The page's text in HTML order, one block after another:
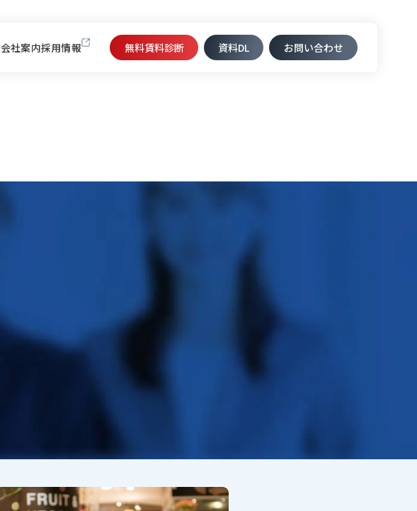
会社案内採用情報 無料賃料診断 資料DL​ お問い合わせ